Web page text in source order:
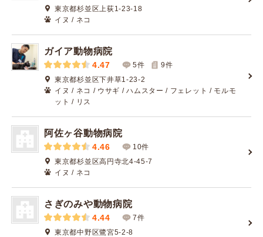
東京都杉並区上荻1-23-18
イヌ / ネコ
ガイア動物病院
4.47 5件 9件
東京都杉並区下井草1-23-2
イヌ / ネコ / ウサギ / ハムスター / フェレット / モルモ
ット / リス
阿佐ヶ谷動物病院
4.46
10件
東京都杉並区高円寺北4-45-7
イヌ / ネコ
さぎのみや動物病院
4.44
7件
東京都中野区鷺宮5-2-8